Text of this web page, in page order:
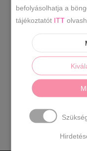
Meleg divatos
A sapka
Színek:
befolyásolhatja a
tájékoztatót ITT